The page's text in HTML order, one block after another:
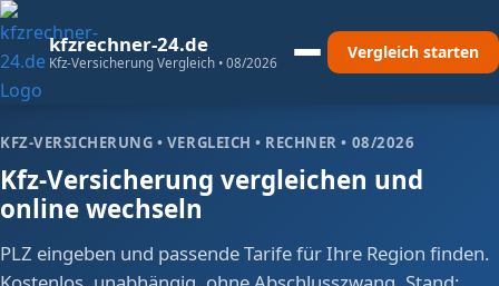
kfzrechner-24.de
Kfz-Versicherung Vergleich • 08/2026
Vergleich starten
KFZ-VERSICHERUNG • VERGLEICH • RECHNER • 08/2026
Kfz-Versicherung vergleichen und
online wechseln
PLZ eingeben und passende Tarife für Ihre Region finden.